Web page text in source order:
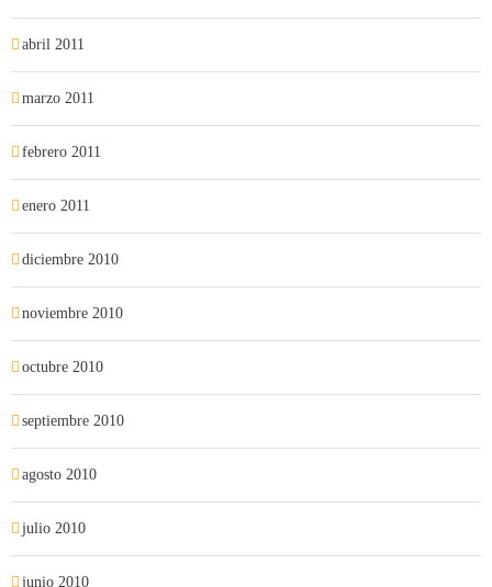
abril 2011
marzo 2011
febrero 2011
enero 2011
diciembre 2010
noviembre 2010
octubre 2010
septiembre 2010
agosto 2010
julio 2010
junio 2010